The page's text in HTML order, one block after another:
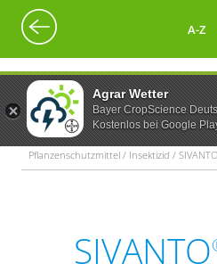
Agrar Wetter
Bayer CropScience
Kostenlos bei Google
A-Z
Pflanzenschutzmittel / Insektizid /
SIVANTO